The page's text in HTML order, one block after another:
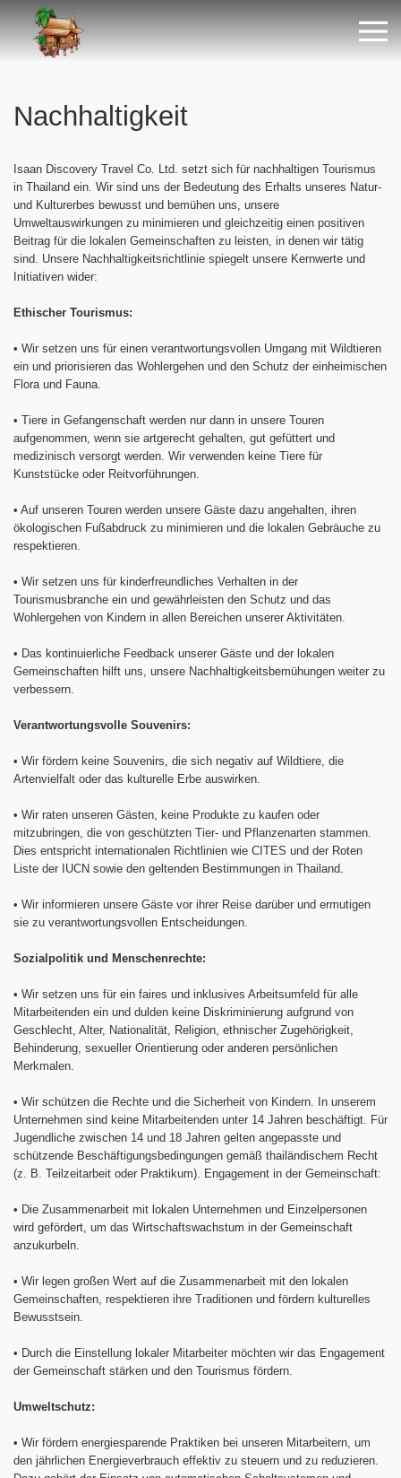
Nachhaltigkeit
Isaan Discovery Travel Co. Ltd. setzt sich für nachhaltigen Tourismus
in Thailand ein. Wir sind uns der Bedeutung des Erhalts unseres Natur-
und Kulturerbes bewusst und bemühen uns, unsere
Umweltauswirkungen zu minimieren und gleichzeitig einen positiven
Beitrag für die lokalen Gemeinschaften zu leisten, in denen wir tätig
sind. Unsere Nachhaltigkeitsrichtlinie spiegelt unsere Kernwerte und
Initiativen wider:
Ethischer Tourismus:
• Wir setzen uns für einen verantwortungsvollen Umgang mit Wildtieren
ein und priorisieren das Wohlergehen und den Schutz der einheimischen
Flora und Fauna.
• Tiere in Gefangenschaft werden nur dann in unsere Touren
aufgenommen, wenn sie artgerecht gehalten, gut gefüttert und
medizinisch versorgt werden. Wir verwenden keine Tiere für
Kunststücke oder Reitvorführungen.
• Auf unseren Touren werden unsere Gäste dazu angehalten, ihren
ökologischen Fußabdruck zu minimieren und die lokalen Gebräuche zu
respektieren.
• Wir setzen uns für kinderfreundliches Verhalten in der
Tourismusbranche ein und gewährleisten den Schutz und das
Wohlergehen von Kindern in allen Bereichen unserer Aktivitäten.
• Das kontinuierliche Feedback unserer Gäste und der lokalen
Gemeinschaften hilft uns, unsere Nachhaltigkeitsbemühungen weiter zu
verbessern.
Verantwortungsvolle Souvenirs:
• Wir fördern keine Souvenirs, die sich negativ auf Wildtiere, die
Artenvielfalt oder das kulturelle Erbe auswirken.
• Wir raten unseren Gästen, keine Produkte zu kaufen oder
mitzubringen, die von geschützten Tier- und Pflanzenarten stammen.
Dies entspricht internationalen Richtlinien wie CITES und der Roten
Liste der IUCN sowie den geltenden Bestimmungen in Thailand.
• Wir informieren unsere Gäste vor ihrer Reise darüber und ermutigen
sie zu verantwortungsvollen Entscheidungen.
Sozialpolitik und Menschenrechte:
• Wir setzen uns für ein faires und inklusives Arbeitsumfeld für alle
Mitarbeitenden ein und dulden keine Diskriminierung aufgrund von
Geschlecht, Alter, Nationalität, Religion, ethnischer Zugehörigkeit,
Behinderung, sexueller Orientierung oder anderen persönlichen
Merkmalen.
• Wir schützen die Rechte und die Sicherheit von Kindern. In unserem
Unternehmen sind keine Mitarbeitenden unter 14 Jahren beschäftigt. Für
Jugendliche zwischen 14 und 18 Jahren gelten angepasste und
schützende Beschäftigungsbedingungen gemäß thailändischem Recht
(z. B. Teilzeitarbeit oder Praktikum). Engagement in der Gemeinschaft:
• Die Zusammenarbeit mit lokalen Unternehmen und Einzelpersonen
wird gefördert, um das Wirtschaftswachstum in der Gemeinschaft
anzukurbeln.
• Wir legen großen Wert auf die Zusammenarbeit mit den lokalen
Gemeinschaften, respektieren ihre Traditionen und fördern kulturelles
Bewusstsein.
• Durch die Einstellung lokaler Mitarbeiter möchten wir das Engagement
der Gemeinschaft stärken und den Tourismus fördern.
Umweltschutz:
• Wir fördern energiesparende Praktiken bei unseren Mitarbeitern, um
den jährlichen Energieverbrauch effektiv zu steuern und zu reduzieren.